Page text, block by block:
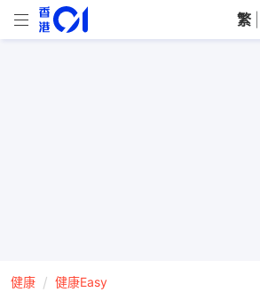
繁
健康 健康Easy